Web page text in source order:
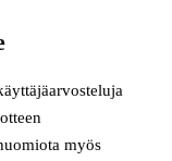
myös